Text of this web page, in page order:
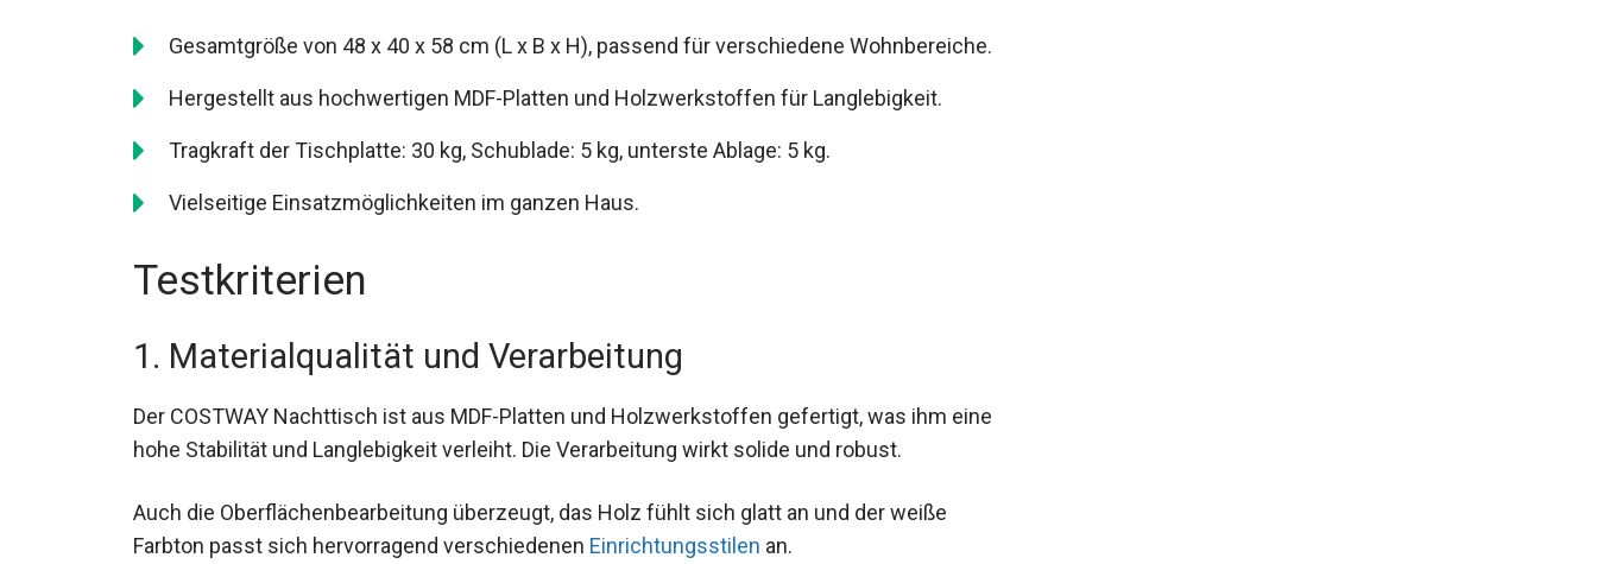
Gesamtgröße von 48 x 40 x 58 cm (L x B x H), passend für verschiedene Wohnbereiche.
Hergestellt aus hochwertigen MDF-Platten und Holzwerkstoffen für Langlebigkeit.
Tragkraft der Tischplatte: 30 kg, Schublade: 5 kg, unterste Ablage: 5 kg.
Vielseitige Einsatzmöglichkeiten im ganzen Haus.
Testkriterien
1. Materialqualität und Verarbeitung
Der COSTWAY Nachttisch ist aus MDF-Platten und Holzwerkstoffen gefertigt, was ihm eine
hohe Stabilität und Langlebigkeit verleiht. Die Verarbeitung wirkt solide und robust.
Auch die Oberflächenbearbeitung überzeugt, das Holz fühlt sich glatt an und der weiße
Farbton passt sich hervorragend verschiedenen Einrichtungsstilen an.